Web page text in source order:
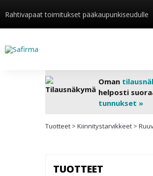
Rahtivapaat toimitukset pääkaupunkiseudulle
Oman
helposti
tunnukset »
Tuotteet > Kiinnitys­tarvikkeet >
TUOTTEET